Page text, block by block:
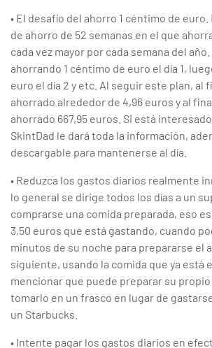
• El desafío del ahorro 1 céntimo de
de ahorro de 52 semanas en el que
cada vez mayor por cada semana del
ahorrando 1 céntimo de euro el día 1,
euro el día 2 y etc. Al seguir este plan, al
ahorrado alrededor de 4,96 euros y al
ahorrado 667,95 euros. Si está
SkintDad le dará toda la información,
descargable para mantenerse al día.
• Reduzca los gastos diarios realmente
lo general se dirige todos los días a un
comprarse una comida preparada, eso
3,50 euros que está gastando, cuando
minutos de su noche para prepararse el
siguiente, usando la comida que ya está
mencionar que puede preparar su propio
tomarlo en un frasco en lugar de
un Starbucks.
• Intente pagar los gastos diarios en